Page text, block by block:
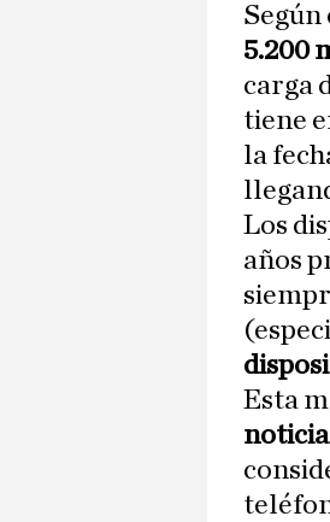
5.200
carga
tiene
la
Los
años
Esta